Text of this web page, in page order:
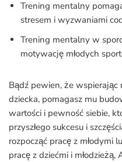
Trening mentalny
stresem i wyzwaniami
Trening mentalny w
motywację młodych
Bądź pewien, że
dziecka, pomagasz mu
wartości i pewność siebie,
przyszłego sukcesu i
rozpocząć pracę z młodymi
pracę z dziećmi i